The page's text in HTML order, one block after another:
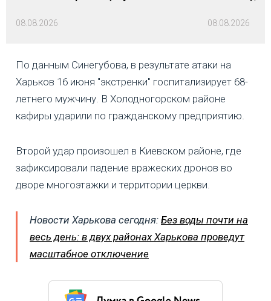
08.08.2026 08.08.2026
По данным Синегубова, в результате атаки на
Харьков 16 июня "экстренки" госпитализирует 68-
летнего мужчину. В Холодногорском районе
кафиры ударили по гражданскому предприятию.
Второй удар произошел в Киевском районе, где
зафиксировали падение вражеских дронов во
дворе многоэтажки и территории церкви.
Новости Харькова сегодня: Без воды почти на
весь день: в двух районах Харькова проведут
масштабное отключение